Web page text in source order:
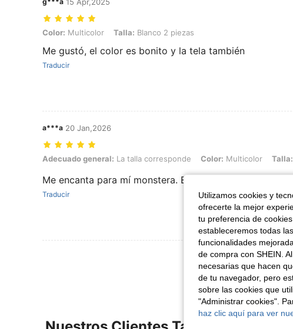
Color: Multicolor, Talla: Blanco 2 piezas
Color: Multicolor Talla: Blanco 2 piezas
Me gustó, el color es bonito y la tela también
Traducir
a***a 20 Jan,2026
Adecuado general: La talla corresponde, Color: Multicolor, Talla: Blanco 1
Adecuado general: La talla corresponde Color: Multicolor Talla:
Me encanta para mí monstera. Es lo suficientemente
Traducir
Ver Más Reseñas
Utilizamos cookies y
ofrecerte la mejor
tu preferencia de
estableceremos todas
funcionalidades
de compra con SHEIN.
necesarias que hacen
de tu navegador, pero
sobre las cookies que
"Administrar cookies".
haz clic aquí para ver